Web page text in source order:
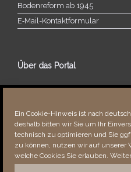
Ein Cookie-Hinweis ist nach
deshalb bitten wir Sie um Ihr
technisch zu optimieren und Sie
zu können, nutzen wir auf unserer
welche Cookies Sie erlauben.
Bodenreform ab 1945
E‑Mail-​​Kontaktformular
Über das Portal
Über dieses Portal
Fehler bemerkt?